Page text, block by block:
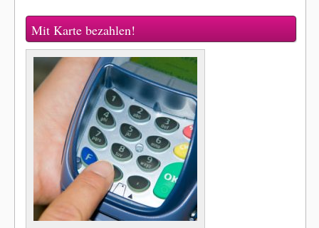
Mit Karte bezahlen!